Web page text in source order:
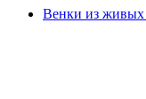
Венки из живых